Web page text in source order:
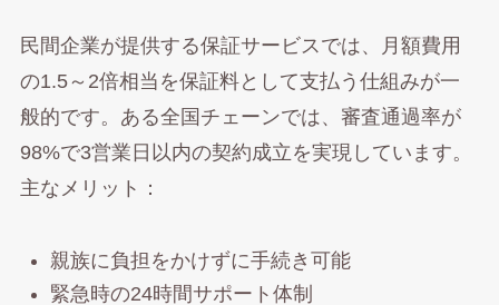
民間企業が提供する保証サービスでは、月額費用
の1.5～2倍相当を保証料として支払う仕組みが一
般的です。ある全国チェーンでは、審査通過率が
98%で3営業日以内の契約成立を実現しています。
主なメリット：
親族に負担をかけずに手続き可能
緊急時の24時間サポート体制